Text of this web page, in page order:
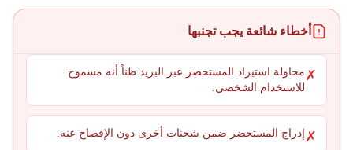
أخطاء شائعة يجب تجنبها
✗ محاولة استيراد المستحضر عبر البريد ظناً أنه مسموح
للاستخدام الشخصي.
✗ إدراج المستحضر ضمن شحنات أخرى دون الإفصاح عنه.